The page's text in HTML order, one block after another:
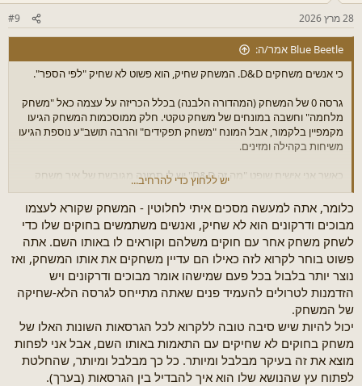
28 מרץ 2026 #9
Blue Beetle אמר/ה:
כי אנשים משחקים D&D. המשחק שחיק, הוא פשוט לא שחיק "לפי הספר".
גרסה 0 של המשחק (המהדורה הלבנה) בכלל הכריזה על עצמה כאל "משחק
מלחמה" וחשבה במונחים של משחק טקטי. חלק ממוסכמות המשחק הגיעו
מקמפיין בלקמור, אבל המונח "משחק תפקידים" והרבה תושב"ע נוספת הגיעו
משיחות בקהילה ומזינים.
כאשר אני אישית שופט "מה זה D&D" יש לי תמונה מגובשת של איך משחק
מתנהל, אבל מסתבר שיש לפחות עוד שתי תמונות (שונות לחלוטין)
שמקובלות. אני יודע שבקמפיין המקוון האחרון שלי שיחקתי משחק שונה ממאד
ממו"ד שאני רגיל. זה לא משנה מי האורתודוכסי ומי הרפורמי כאן כמובן, אבל
יש עובדה ברורה. המשחקים הללו קיימים ומושחקים והם הרבה יותר משחק
החוקים.
יש ללחוץ כדי להרחיב...
כלומר, אתה למעשה מסכים איתי לחלוטין - המשחק שקורא לעצמו
מבוכים ודרקונים הוא לא שחיק, ואנשים משתמשים בחוקים שלו כדי
לשחק משחק אחר עם חוקים משלהם וקוראים לו באותו השם. אתה
פשוט בוחר לקרוא לזה כאילו הם עדיין משחקים את אותו המשחק, ואז
נוצר יותר בלבול בכל פעם שמישהו אומר מבוכים ודרקונים ויש
הזדמנות לטרולים להעמיד פנים שאתה מתייחס לגרסה הלא-שחיקה
של המשחק.
יכול להיות שיש סיבה טובה ללקרוא לכל הגרסאות השונות האלו של
משחק בחוקים לא שחיקים עם התאמות באותו השם, אבל אני לפחות
מוצא את זה בעיקר מבלבל ומיותר. כל כך מבלבל ומיותר, שהחלטת
לפתוח עץ שהנושא שלו הוא איך להבדיל בין הגרסאות (בערך).